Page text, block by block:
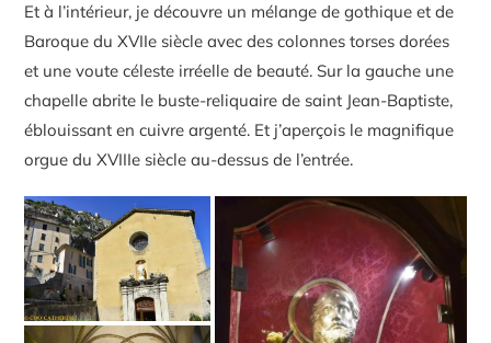
Et à l’intérieur, je découvre un mélange de gothique et de
Baroque du XVIIe siècle avec des colonnes torses dorées
et une voute céleste irréelle de beauté. Sur la gauche une
chapelle abrite le buste-reliquaire de saint Jean-Baptiste,
éblouissant en cuivre argenté. Et j’aperçois le magnifique
orgue du XVIIIe siècle au-dessus de l’entrée.